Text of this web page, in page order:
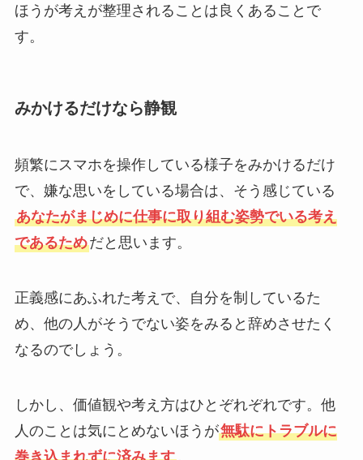
ほうが考えが整理されることは良くあることで
す。
みかけるだけなら静観
頻繁にスマホを操作している様子をみかけるだけ
で、嫌な思いをしている場合は、そう感じている
あなたがまじめに仕事に取り組む姿勢でいる考え
であるためだと思います。
正義感にあふれた考えで、自分を制しているた
め、他の人がそうでない姿をみると辞めさせたく
なるのでしょう。
しかし、価値観や考え方はひとぞれぞれです。他
人のことは気にとめないほうが無駄にトラブルに
巻き込まれずに済みます。